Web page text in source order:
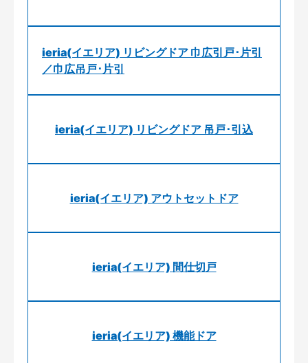
ieria(イエリア) リビングドア 巾広引戸･片引
／巾広吊戸･片引
ieria(イエリア) リビングドア 吊戸･引込
ieria(イエリア) アウトセットドア
ieria(イエリア) 間仕切戸
ieria(イエリア) 機能ドア